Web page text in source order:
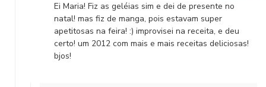
Ei Maria! Fiz as geléias sim e dei de presente no
natal! mas fiz de manga, pois estavam super
apetitosas na feira! :) improvisei na receita, e deu
certo! um 2012 com mais e mais receitas deliciosas!
bjos!